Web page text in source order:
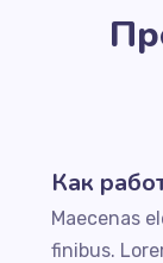
Как
Maecenas
finibus.